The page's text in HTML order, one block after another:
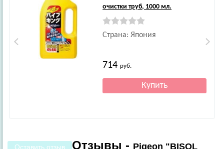
очистки труб, 1000 мл.
Страна: Япония
714руб.
Оставить отзыв Отзывы - Pigeon "BISOL